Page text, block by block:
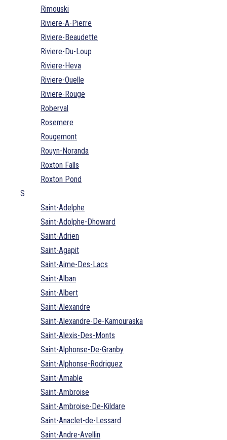
Rimouski
Riviere-A-Pierre
Riviere-Beaudette
Riviere-Du-Loup
Riviere-Heva
Riviere-Ouelle
Riviere-Rouge
Roberval
Rosemere
Rougemont
Rouyn-Noranda
Roxton Falls
Roxton Pond
S
Saint-Adelphe
Saint-Adolphe-Dhoward
Saint-Adrien
Saint-Agapit
Saint-Aime-Des-Lacs
Saint-Alban
Saint-Albert
Saint-Alexandre
Saint-Alexandre-De-Kamouraska
Saint-Alexis-Des-Monts
Saint-Alphonse-De-Granby
Saint-Alphonse-Rodriguez
Saint-Amable
Saint-Ambroise
Saint-Ambroise-De-Kildare
Saint-Anaclet-de-Lessard
Saint-Andre-Avellin